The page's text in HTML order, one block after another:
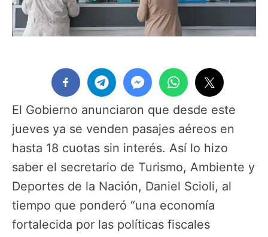
El Gobierno anunciaron que desde este
jueves ya se venden pasajes aéreos en
hasta 18 cuotas sin interés. Así lo hizo
saber el secretario de Turismo, Ambiente y
Deportes de la Nación, Daniel Scioli, al
tiempo que ponderó “una economía
fortalecida por las políticas fiscales